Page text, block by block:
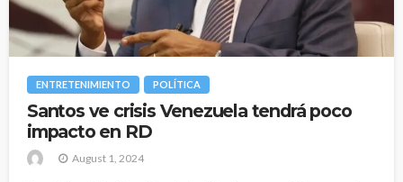
ENTRETENIMIENTO POLÍTICA
Santos ve crisis Venezuela tendrá poco
impacto en RD
August 1, 2024